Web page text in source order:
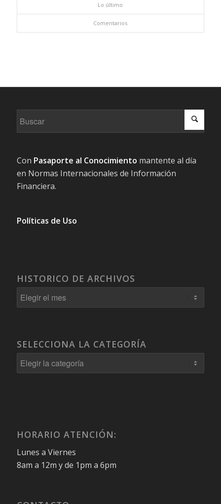
Lo último
Comentarios
Con Pasaporte al Conocimiento mantente al día
en Normas Internacionales de Información
Financiera.
Políticas de Uso
HISTORICO DE ARCHIVOS
SELECCIONA LA CATEGORÍA
Selecciona
la
HORARIO ATENCIÓN:
Lunes a Viernes
8am a 12m y de 1pm a 6pm